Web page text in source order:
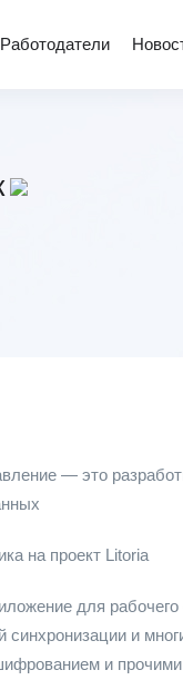
Работодатели
— это
на проект Litoria
для
и
и